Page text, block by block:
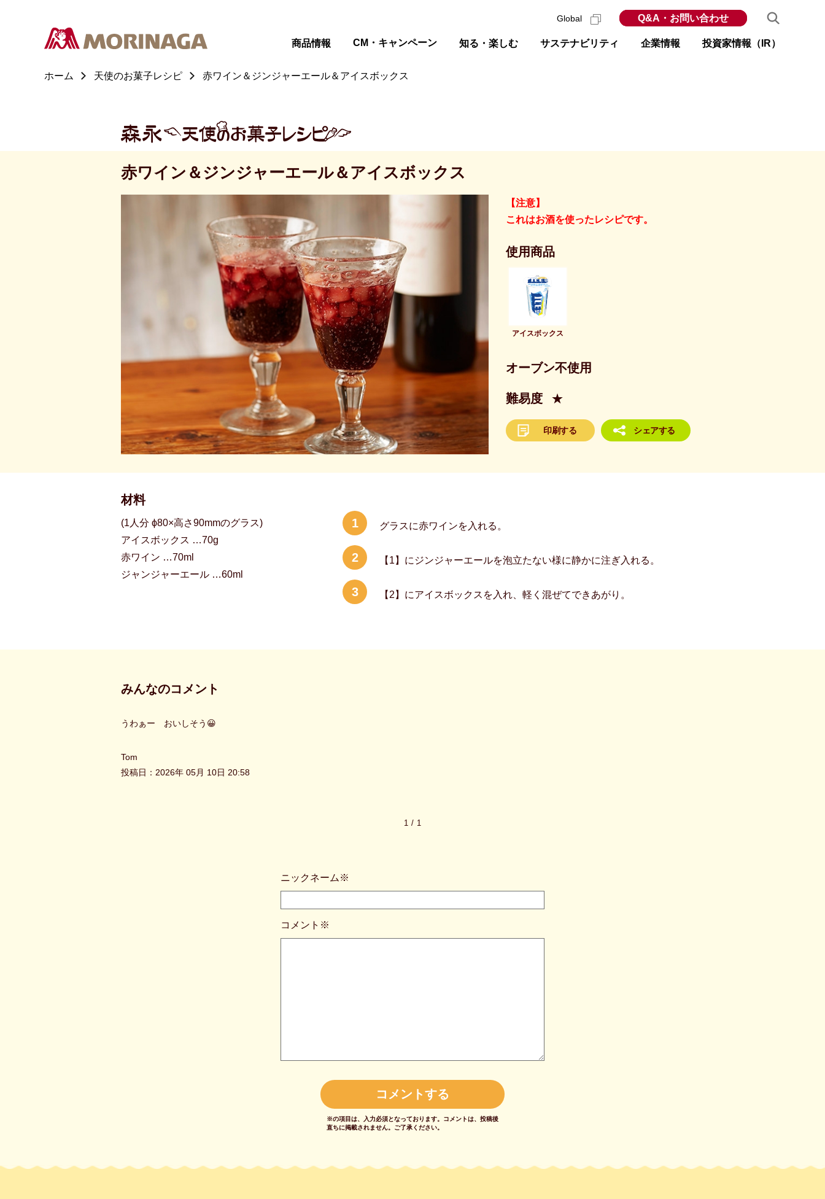
商品情報 CM・キャンペーン 知る・楽しむ サステナビリティ 企業情報 投資家情報（IR）
Global Q&A・お問い合わせ
ホーム 天使のお菓子レシピ 赤ワイン＆ジンジャーエール＆アイスボックス
赤ワイン＆ジンジャーエール＆アイスボックス
【注意】
これはお酒を使ったレシピです。
使用商品
アイスボックス
オーブン不使用
難易度 ★
印刷する シェアする
材料
(1人分 ϕ80×高さ90mmのグラス)
アイスボックス …70g
赤ワイン …70ml
ジャンジャーエール …60ml
1 グラスに赤ワインを入れる。
2 【1】にジンジャーエールを泡立たない様に静かに注ぎ入れる。
3 【2】にアイスボックスを入れ、軽く混ぜてできあがり。
みんなのコメント
うわぁー おいしそう😀
Tom
投稿日：2026年 05月 10日 20:58
1 / 1
ニックネーム※
コメント※
※の項目は、入力必須となっております。 コメントは、投稿後
直ちに掲載されません。 ご了承ください。